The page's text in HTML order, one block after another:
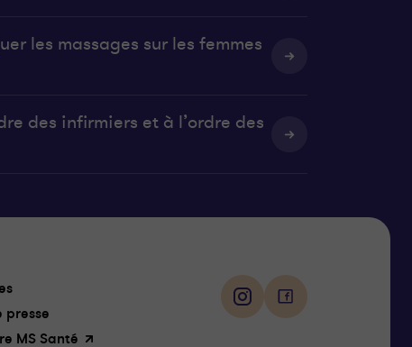
les massages sur les femmes
des infirmiers et à l’ordre des
presse
MS Santé
i
f